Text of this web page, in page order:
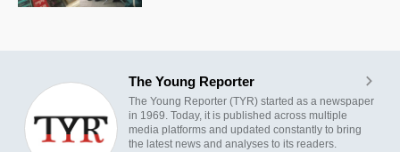
The Young Reporter
The Young Reporter (TYR) started as a newspaper
in 1969. Today, it is published across multiple
media platforms and updated constantly to bring
the latest news and analyses to its readers.